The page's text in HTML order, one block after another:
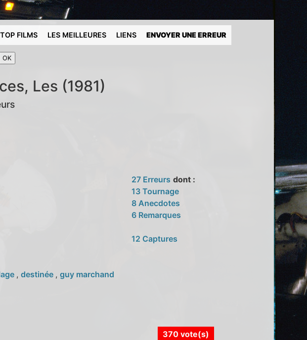
TOP FILMS LES MEILLEURES LIENS ENVOYER UNE ERREUR
Les (1981)
, destinée , guy marchand
27 Erreurs dont :
13 Tournage
8 Anecdotes
6 Remarques
12 Captures
370 vote(s)